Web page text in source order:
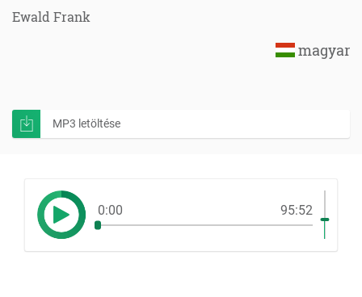
Ewald Frank
magyar
MP3 letöltése
0:00 95:52